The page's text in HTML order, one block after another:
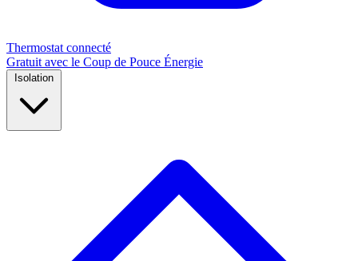
Thermostat connecté
Gratuit avec le Coup de Pouce Énergie